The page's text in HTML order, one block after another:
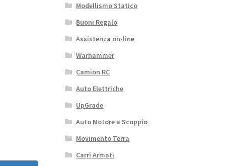
Modellismo Statico
Buoni Regalo
Assistenza on-line
Warhammer
Camion RC
Auto Elettriche
UpGrade
Auto Motore a Scoppio
Movimento Terra
Carri Armati